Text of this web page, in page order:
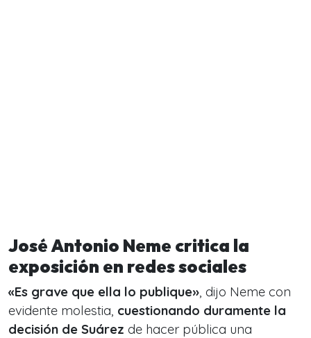
José Antonio Neme critica la
exposición en redes sociales
«Es grave que ella lo publique», dijo Neme con
evidente molestia, cuestionando duramente la
decisión de Suárez de hacer pública una